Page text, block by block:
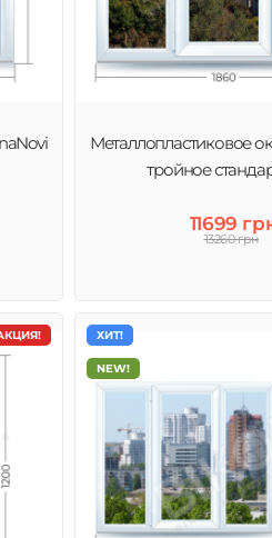
Металлопластиковое
тройное
11699
13260 грн
ХИТ!
NEW!